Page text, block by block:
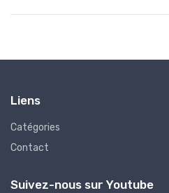
Liens
Catégories
Contact
Suivez-nous sur Youtube